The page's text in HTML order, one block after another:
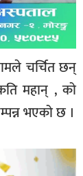
चर्चित छन्
महान् , को
भएको छ ।